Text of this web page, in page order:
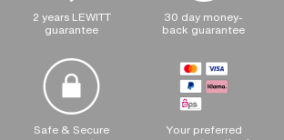
2 years LEWITT
guarantee
30 day money-
back guarantee
Safe & Secure
Your preferred